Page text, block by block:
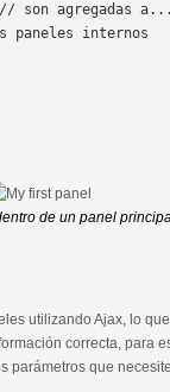
de un panel
utilizando Ajax, lo
correcta, para
parámetros que